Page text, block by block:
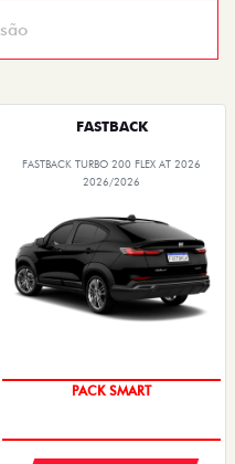
FASTBACK
FASTBACK TURBO 200 FLEX AT 2026
2026/2026
PACK SMART